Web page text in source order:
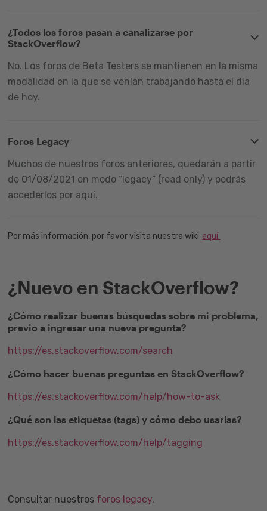
¿Todos los foros pasan a canalizarse por
StackOverflow?
No. Los foros de Beta Testers se mantienen en la misma
modalidad en la que se venían trabajando hasta el día
de hoy.
Foros Legacy
Muchos de nuestros foros anteriores, quedarán a partir
de 01/08/2021 en modo “legacy” (read only) y podrás
accederlos por aquí.
Por más información, por favor visita nuestra wiki aquí.
¿Nuevo en StackOverflow?
¿Cómo realizar buenas búsquedas sobre mi problema,
previo a ingresar una nueva pregunta?
https://es.stackoverflow.com/search
¿Cómo hacer buenas preguntas en StackOverflow?
https://es.stackoverflow.com/help/how-to-ask
¿Qué son las etiquetas (tags) y cómo debo usarlas?
https://es.stackoverflow.com/help/tagging
Consultar nuestros foros legacy.